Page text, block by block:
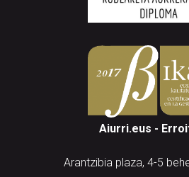
Aiurri.eus -
Arantzibia plaza, 4-5